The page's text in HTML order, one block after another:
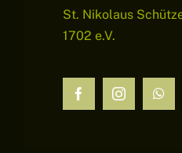
St. Nikolaus
1702 e.V.